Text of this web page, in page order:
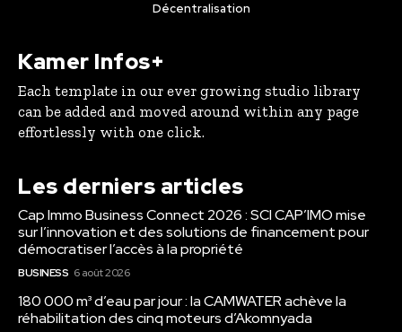
Décentralisation
Kamer Infos+
Each template in our ever growing studio library
can be added and moved around within any page
effortlessly with one click.
Les derniers articles
Cap Immo Business Connect 2026 : SCI CAP’IMO mise
sur l’innovation et des solutions de financement pour
démocratiser l’accès à la propriété
BUSINESS 6 août 2026
180 000 m³ d’eau par jour : la CAMWATER achève la
réhabilitation des cinq moteurs d’Akomnyada